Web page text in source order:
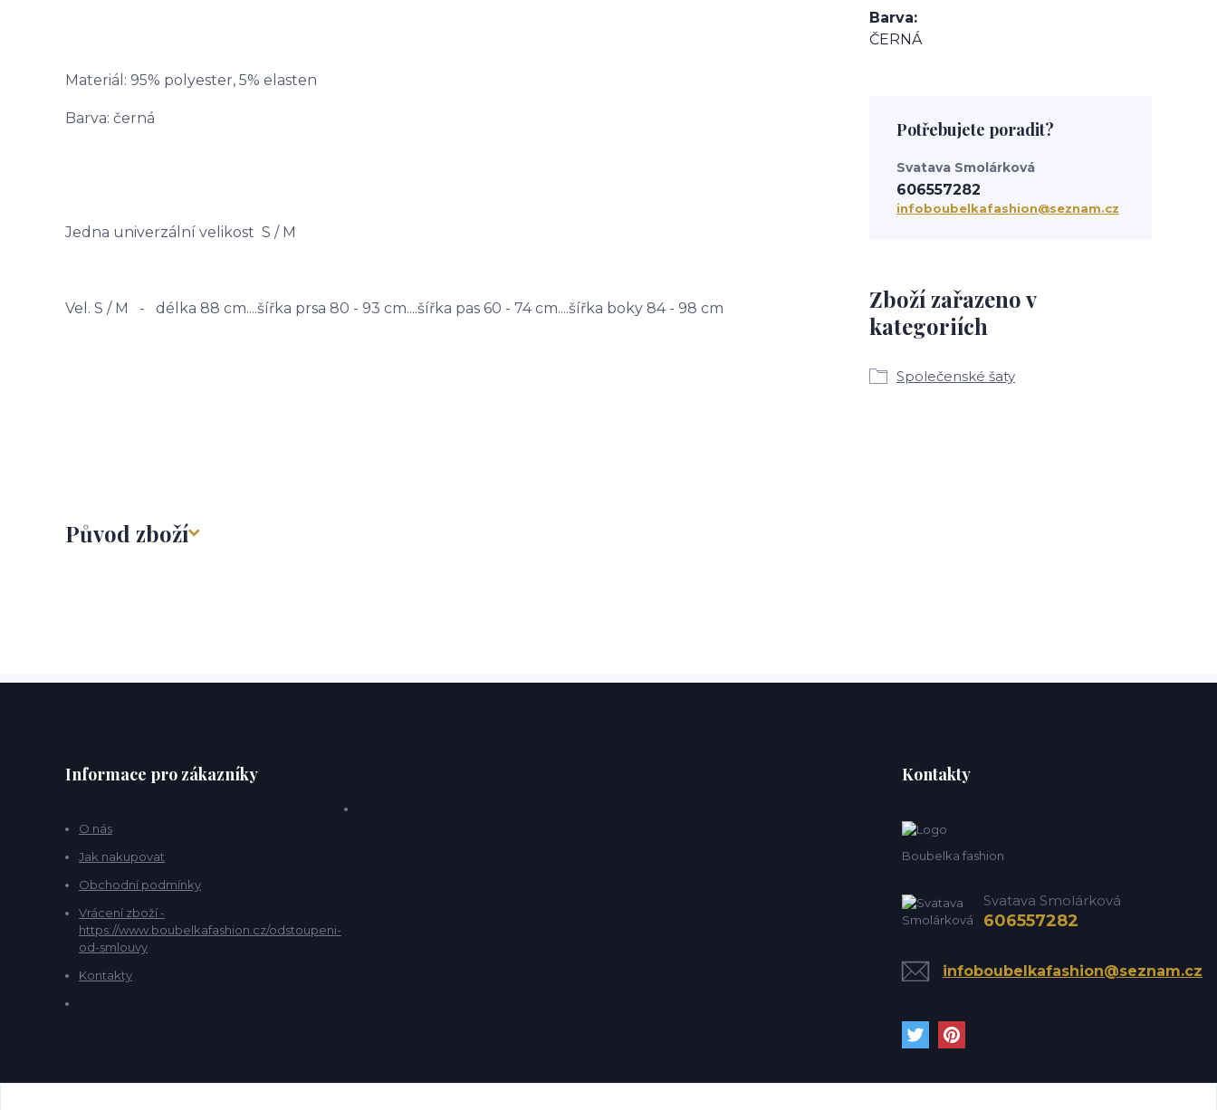
Materiál: 95% polyester, 5% elasten
Barva: černá
Jedna univerzální velikost S / M
Vel. S / M - délka 88 cm....šířka prsa 80 - 93 cm....šířka pas 60 - 74 cm....šířka boky 84 - 98 cm
Původ zboží
Barva
ČERNÁ
Zboží zařazeno v
kategoriích
Společenské šaty
Potřebujete poradit?
Svatava Smolárková
606557282
infoboubelkafashion@seznam.cz
Informace pro zákazníky
O nás
Jak nakupovat
Obchodní podmínky
Vrácení zboží -
https://www.boubelkafashion.cz/odstoupeni-
od-smlouvy
Kontakty
Kontakty
Boubelka fashion
Svatava Smolárková
606557282
infoboubelkafashion@seznam.cz